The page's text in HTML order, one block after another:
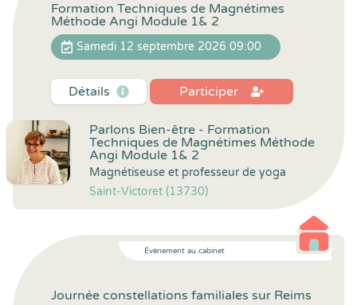
Formation Techniques de Magnétimes
Méthode Angi Module 1& 2
Samedi 12 septembre 2026 09:00
Détails Participer
Parlons Bien-être - Formation
Techniques de Magnétimes Méthode
Angi Module 1& 2
Magnétiseuse et professeur de yoga
Saint-Victoret (13730)
Évènement au cabinet
Journée constellations familiales sur Reims